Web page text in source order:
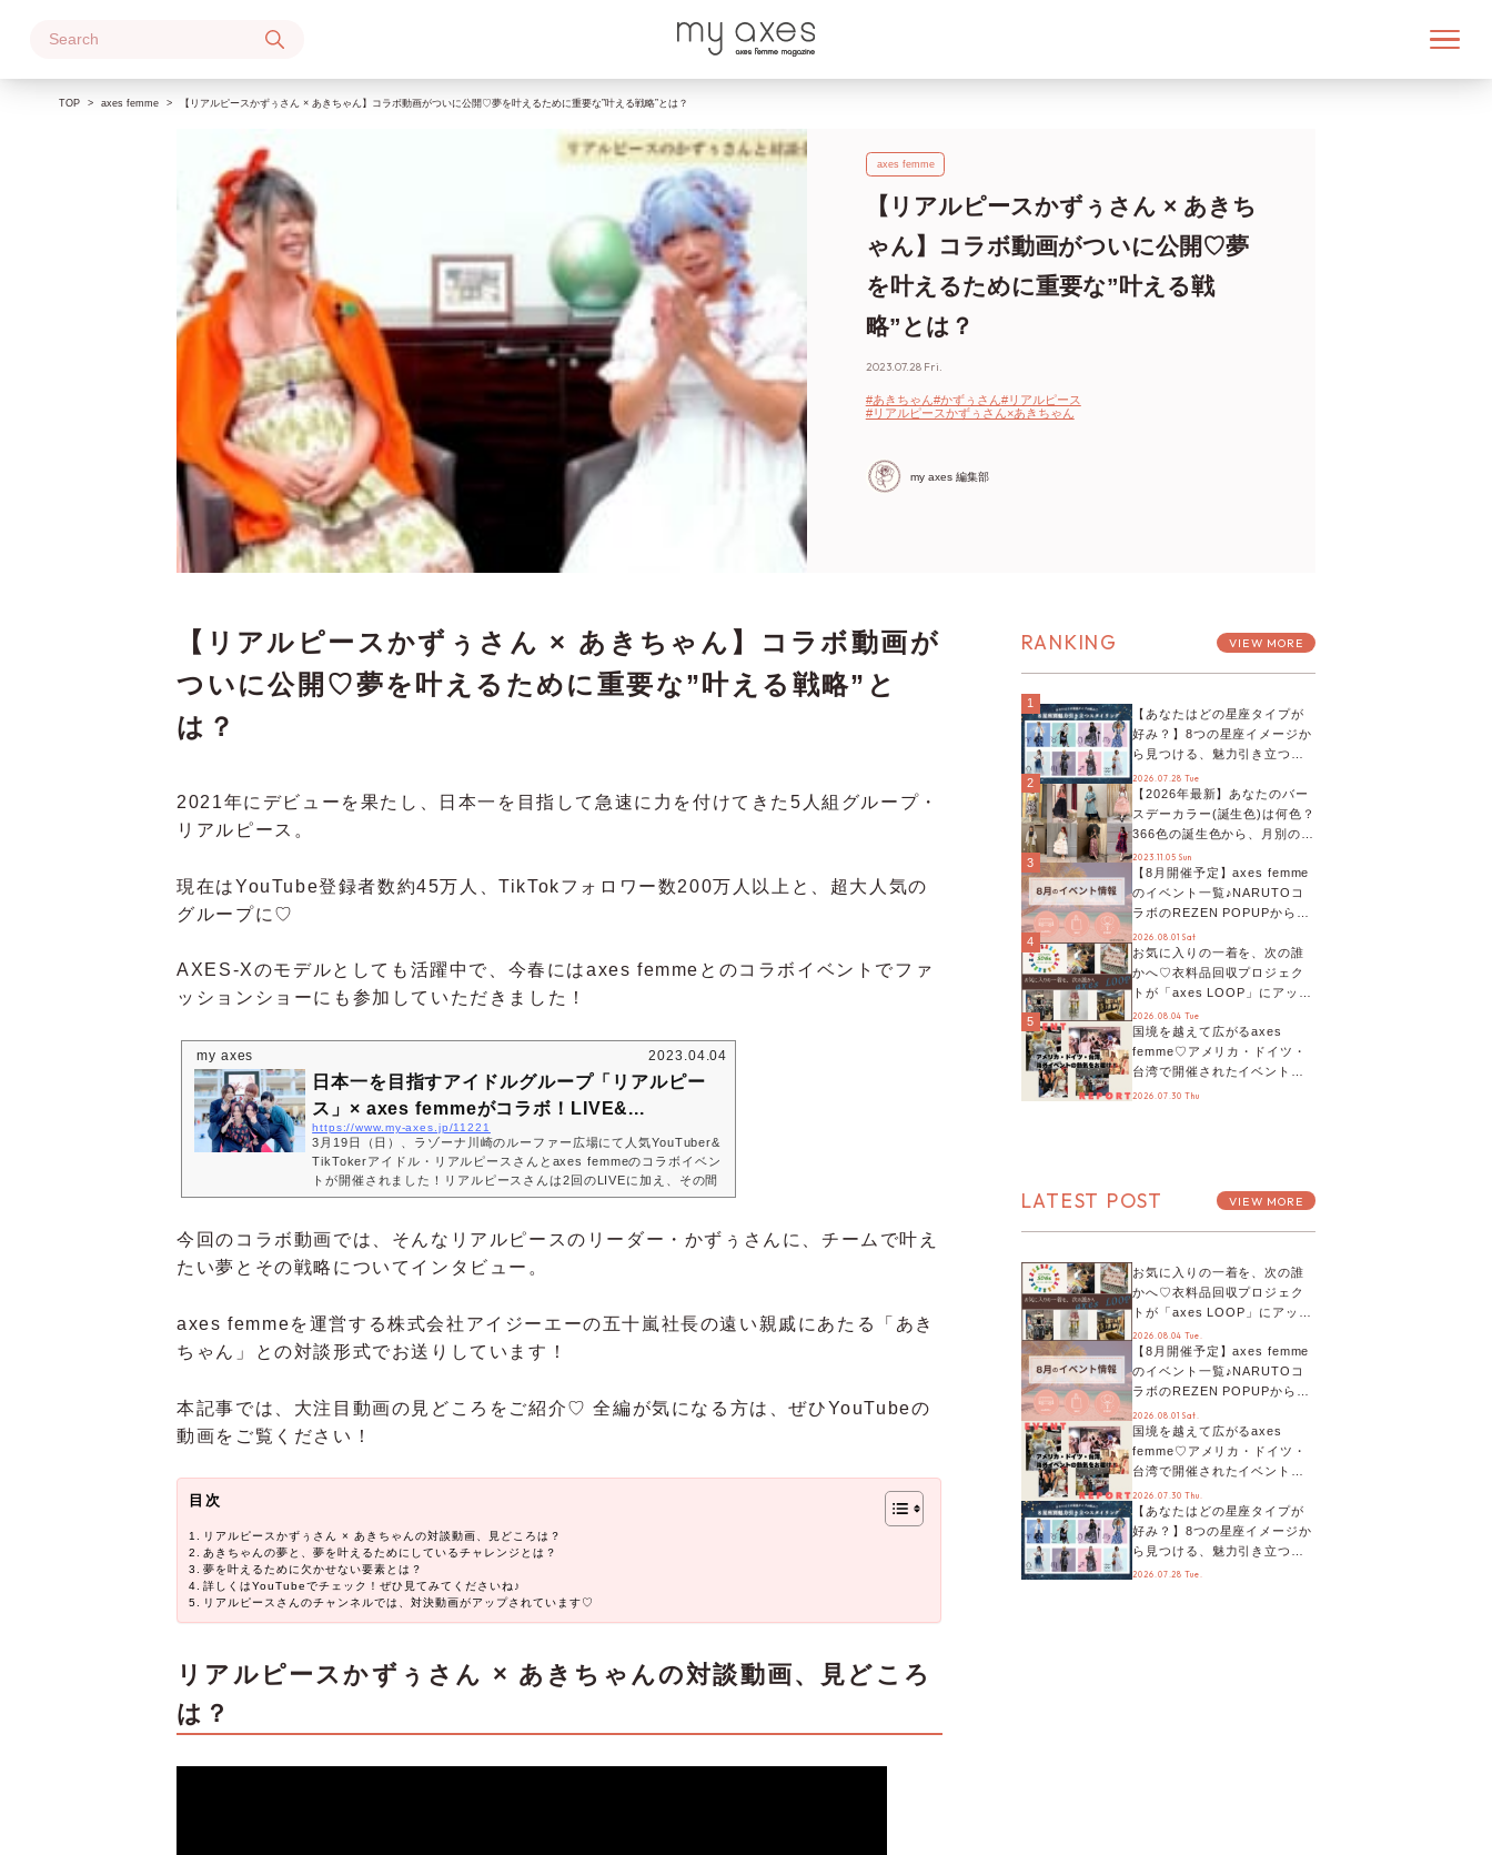
TOP axes femme 【リアルピースかずぅさん × あきちゃん】コラボ動画がついに公開♡夢を叶えるために重要な”叶える戦略”とは？
axes femme
【リアルピースかずぅさん × あきち
ゃん】コラボ動画がついに公開♡夢
を叶えるために重要な”叶える戦
略”とは？
2023.07.28 Fri.
#あきちゃん#かずぅさん#リアルピース
#リアルピースかずぅさん×あきちゃん
my axes 編集部
【リアルピースかずぅさん × あきちゃん】コラボ動画が
ついに公開♡夢を叶えるために重要な”叶える戦略”と
は？
2021年にデビューを果たし、日本一を目指して急速に力を付けてきた5人組グループ・
リアルピース。
現在はYouTube登録者数約45万人、TikTokフォロワー数200万人以上と、超大人気の
グループに♡
AXES-Xのモデルとしても活躍中で、今春にはaxes femmeとのコラボイベントでファ
ッションショーにも参加していただきました！
my axes 2023.04.04
日本一を目指すアイドルグループ「リアルピー
ス」× axes femmeがコラボ！LIVE&...
https://www.my-axes.jp/11221
3月19日（日）、ラゾーナ川崎のルーファー広場にて人気YouTuber&
TikTokerアイドル・リアルピースさんとaxes femmeのコラボイベン
トが開催されました！リアルピースさんは2回のLIVEに加え、その間
に開催されたファッションショーにも特別ゲストとして参加！AXES-
た！今回のmy axesでは、ファッションショー終了後のリアルピース
Xのファッションについて、お聞きしました！ラゾーナ川崎のルーフ
今回のコラボ動画では、そんなリアルピースのリーダー・かずぅさんに、チームで叶え
たい夢とその戦略についてインタビュー。
axes femmeを運営する株式会社アイジーエーの五十嵐社長の遠い親戚にあたる「あき
ちゃん」との対談形式でお送りしています！
本記事では、大注目動画の見どころをご紹介♡ 全編が気になる方は、ぜひYouTubeの
動画をご覧ください！
目次
リアルピースかずぅさん × あきちゃんの対談動画、見どころは？
あきちゃんの夢と、夢を叶えるためにしているチャレンジとは？
夢を叶えるために欠かせない要素とは？
詳しくはYouTubeでチェック！ぜひ見てみてくださいね♪
リアルピースさんのチャンネルでは、対決動画がアップされています♡
リアルピースかずぅさん × あきちゃんの対談動画、見どころ
は？
RANKING VIEW MORE
1
【あなたはどの星座タイプが
好み？】8つの星座イメージか
ら見つける、魅力引き立つス
タイリング♡
2026.07.28 Tue
2
【2026年最新】あなたのバー
スデーカラー(誕生色)は何色？
366色の誕生色から、月別の誕
生色、バースデーカラーコー
デまでご紹介♡
2023.11.05 Sun
3
【8月開催予定】axes femme
のイベント一覧♪NARUTOコ
ラボのREZEN POPUPから、
プチYour Stage.、ティーパー
ティまで！8月の特別なイベン
トをチェック◎
2026.08.01 Sat
4
お気に入りの一着を、次の誰
かへ♡衣料品回収プロジェク
トが「axes LOOP」にアップ
デート！活用するとポイント
が手に入る◎
2026.08.04 Tue
5
国境を越えて広がるaxes
femme♡アメリカ・ドイツ・
台湾で開催されたイベントを
お届け！美沙子さんからのコ
2026.07.30 Thu
LATEST POST VIEW MORE
お気に入りの一着を、次の誰
かへ♡衣料品回収プロジェク
トが「axes LOOP」にアップ
デート！活用するとポイント
が手に入る◎
2026.08.04 Tue.
【8月開催予定】axes femme
のイベント一覧♪NARUTOコ
ラボのREZEN POPUPから、
プチYour Stage.、ティーパー
ティまで！8月の特別なイベン
トをチェック◎
2026.08.01 Sat.
国境を越えて広がるaxes
femme♡アメリカ・ドイツ・
台湾で開催されたイベントを
お届け！美沙子さんからのコ
メントも♬【海外イベントレ
ポート】
2026.07.30 Thu.
【あなたはどの星座タイプが
好み？】8つの星座イメージか
ら見つける、魅力引き立つス
タイリング♡
2026.07.28 Tue.